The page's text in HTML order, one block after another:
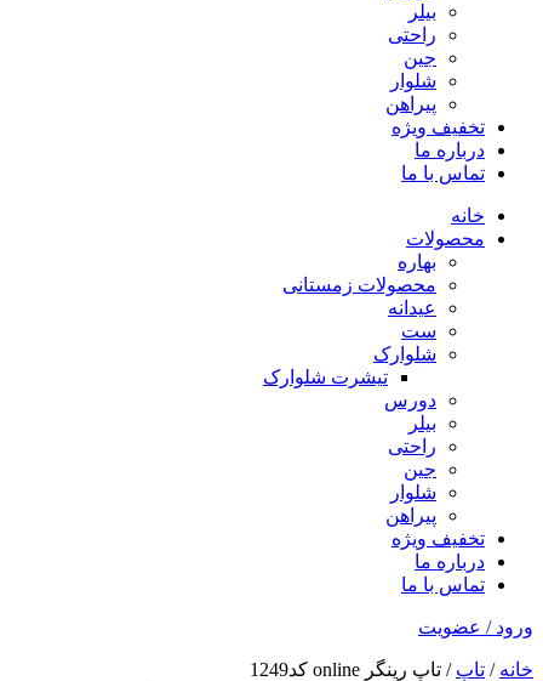
بیلر
راحتی
جین
شلوار
پیراهن
تخفیف ویژه
درباره ما
تماس با ما
خانه
محصولات
بهاره
محصولات زمستانی
عیدانه
ست
شلوارک
تیشرت شلوارک
دورس
بیلر
راحتی
جین
شلوار
پیراهن
تخفیف ویژه
درباره ما
تماس با ما
ورود / عضویت
خانه / تاپ / تاپ رینگر online کد1249